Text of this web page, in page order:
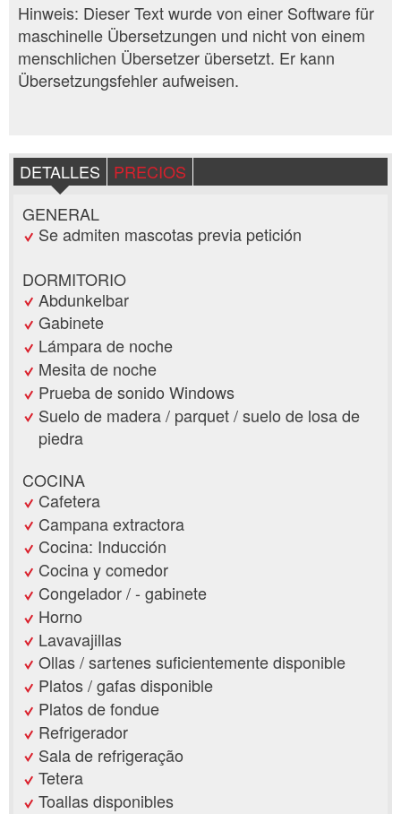
Hinweis: Dieser Text wurde von einer Software für
maschinelle Übersetzungen und nicht von einem
menschlichen Übersetzer übersetzt. Er kann
Übersetzungsfehler aufweisen.
DETALLES
PRECIOS
GENERAL
Se admiten mascotas previa petición
DORMITORIO
Abdunkelbar
Gabinete
Lámpara de noche
Mesita de noche
Prueba de sonido Windows
Suelo de madera / parquet / suelo de losa de
piedra
COCINA
Cafetera
Campana extractora
Cocina: Inducción
Cocina y comedor
Congelador / - gabinete
Horno
Lavavajillas
Ollas / sartenes suficientemente disponible
Platos / gafas disponible
Platos de fondue
Refrigerador
Sala de refrigeração
Tetera
Toallas disponibles